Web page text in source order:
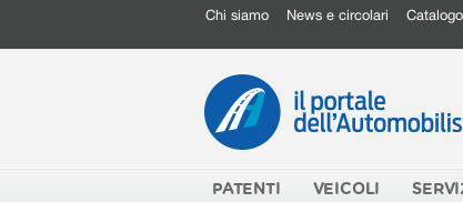
Chi siamo News e circolari
PATENTI VEICOLI